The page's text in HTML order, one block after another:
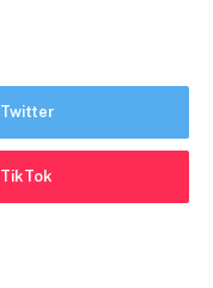
Twitter
TikTok